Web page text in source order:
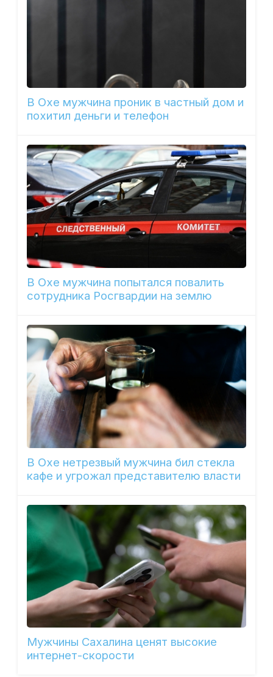
В Охе мужчина проник в частный дом и
похитил деньги и телефон
В Охе мужчина попытался повалить
сотрудника Росгвардии на землю
В Охе нетрезвый мужчина бил стекла
кафе и угрожал представителю власти
Мужчины Сахалина ценят высокие
интернет-скорости